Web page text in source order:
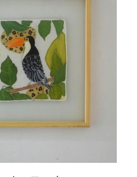
CARRITO / DETALLES